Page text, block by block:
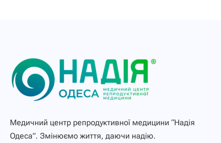
Медичний центр репродуктивної медицини “Надія
Одеса”. Змінюємо життя, даючи надію.